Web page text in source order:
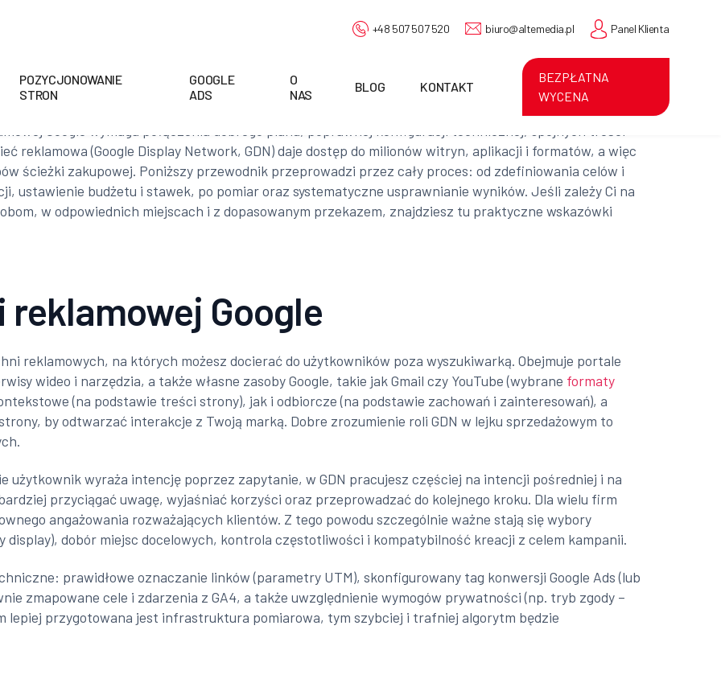
+48 507 507 520 biuro@altemedia.pl Panel Klienta
POZYCJONOWANIE
STRON
GOOGLE
ADS
O
NAS
BLOG KONTAKT
BEZPŁATNA
WYCENA
Google wymaga połączenia dobrego planu, poprawnej konfiguracji technicznej, spójnych treści
reklamowa (Google Display Network, GDN) daje dostęp do milionów witryn, aplikacji i formatów, a więc
ścieżki zakupowej. Poniższy przewodnik przeprowadzi przez cały proces: od zdefiniowania celów i
ustawienie budżetu i stawek, po pomiar oraz systematyczne usprawnianie wyników. Jeśli zależy Ci na
w odpowiednich miejscach i z dopasowanym przekazem, znajdziesz tu praktyczne wskazówki
Google
reklamowych, na których możesz docierać do użytkowników poza wyszukiwarką. Obejmuje portale
wideo i narzędzia, a także własne zasoby Google, takie jak Gmail czy YouTube (wybrane formaty
(na podstawie treści strony), jak i odbiorcze (na podstawie zachowań i zainteresowań), a
by odtwarzać interakcje z Twoją marką. Dobre zrozumienie roli GDN w lejku sprzedażowym to
użytkownik wyraża intencję poprzez zapytanie, w GDN pracujesz częściej na intencji pośredniej i na
przyciągać uwagę, wyjaśniać korzyści oraz przeprowadzać do kolejnego kroku. Dla wielu firm
angażowania rozważających klientów. Z tego powodu szczególnie ważne stają się wybory
dobór miejsc docelowych, kontrola częstotliwości i kompatybilność kreacji z celem kampanii.
prawidłowe oznaczanie linków (parametry UTM), skonfigurowany tag konwersji Google Ads (lub
zmapowane cele i zdarzenia z GA4, a także uwzględnienie wymogów prywatności (np. tryb zgody –
lepiej przygotowana jest infrastruktura pomiarowa, tym szybciej i trafniej algorytm będzie